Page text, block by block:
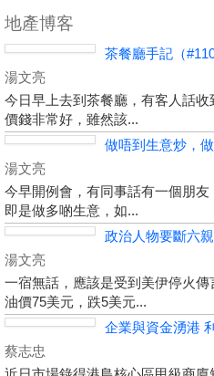
地產博客
茶餐廳手記（
湯文亮
今日早上去到茶餐廳，有客人話收
價錢非常好，雖然該...
做唔到生意炒，
湯文亮
今早開例會，有同事話有一個朋友
即是做多啲生意，如...
政治人物要斷六親
湯文亮
一宿無話，應該是受到美伊停火傳
油價75美元，跌5美元...
企業與資金湧港
蔡志忠